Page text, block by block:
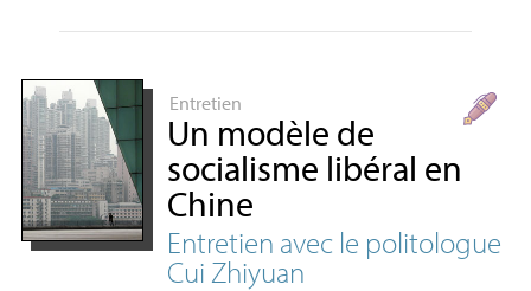
Entretien
Un modèle de
socialisme libéral en
Chine
Entretien avec le politologue
Cui Zhiyuan